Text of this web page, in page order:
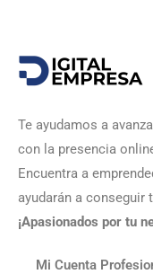
Te ayudamos a
con la presencia
Encuentra a
ayudarán a conseguir
¡Apasionados por tu
Mi Cuenta